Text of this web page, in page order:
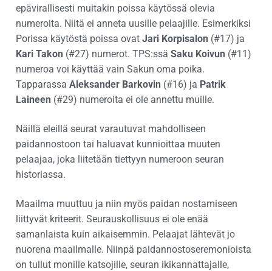
epävirallisesti muitakin poissa käytössä olevia
numeroita. Niitä ei anneta uusille pelaajille. Esimerkiksi
Porissa käytöstä poissa ovat Jari Korpisalon (#17) ja
Kari Takon (#27) numerot. TPS:ssä Saku Koivun (#11)
numeroa voi käyttää vain Sakun oma poika.
Tapparassa Aleksander Barkovin (#16) ja Patrik
Laineen (#29) numeroita ei ole annettu muille.
Näillä eleillä seurat varautuvat mahdolliseen
paidannostoon tai haluavat kunnioittaa muuten
pelaajaa, joka liitetään tiettyyn numeroon seuran
historiassa.
Maailma muuttuu ja niin myös paidan nostamiseen
liittyvät kriteerit. Seurauskollisuus ei ole enää
samanlaista kuin aikaisemmin. Pelaajat lähtevät jo
nuorena maailmalle. Niinpä paidannostoseremonioista
on tullut monille katsojille, seuran ikikannattajalle,